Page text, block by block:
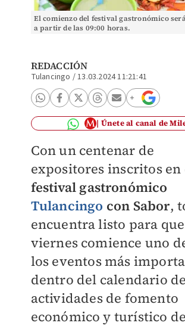
El comienzo del festival gastronómico
a partir de las 09:00 horas.
REDACCIÓN
Tulancingo /13.03.2024 11:21:41
Únete al canal de
Con un centenar de
expositores inscritos en
festival gastronómico
Tulancingo con Sabor,
encuentra listo para que
viernes comience uno
los eventos más
dentro del calendario de
actividades de fomento
económico y turístico